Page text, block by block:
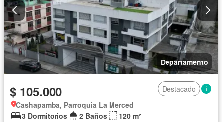
Departamento
$ 105.000
Destacado
Cashapamba, Parroquia La Merced
3 Dormitorios
2 Baños
120 m²